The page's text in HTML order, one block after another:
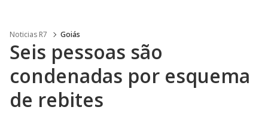
Noticias R7 Goiás
Seis pessoas são
condenadas por esquema
de rebites